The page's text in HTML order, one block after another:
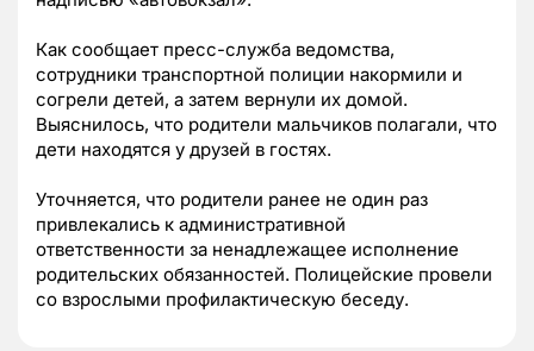
Как сообщает пресс-служба ведомства,
сотрудники транспортной полиции накормили и
согрели детей, а затем вернули их домой.
Выяснилось, что родители мальчиков полагали, что
дети находятся у друзей в гостях.
Уточняется, что родители ранее не один раз
привлекались к административной
ответственности за ненадлежащее исполнение
родительских обязанностей. Полицейские провели
со взрослыми профилактическую беседу.